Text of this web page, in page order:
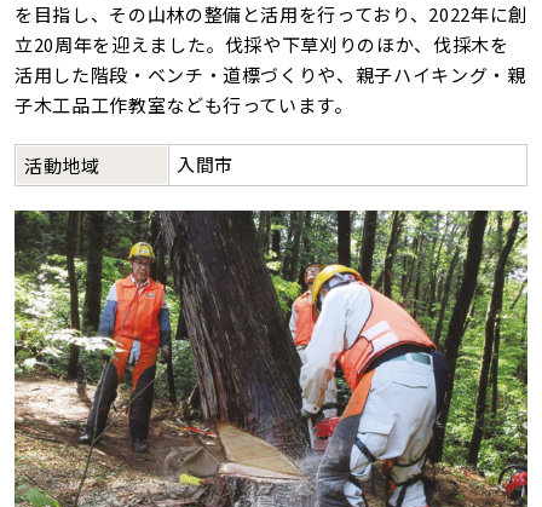
を目指し、その山林の整備と活用を行っており、2022年に創
立20周年を迎えました。伐採や下草刈りのほか、伐採木を
活用した階段・ベンチ・道標づくりや、親子ハイキング・親
子木工品工作教室なども行っています。
活動地域 入間市